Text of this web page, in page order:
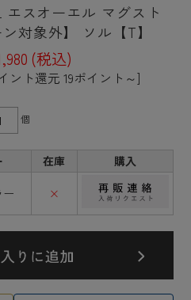
エスオーエル マグスト
対象外】 ソル【T】
(税込)
ント還元 19ポイント～]
個
在庫 購入
ー ×